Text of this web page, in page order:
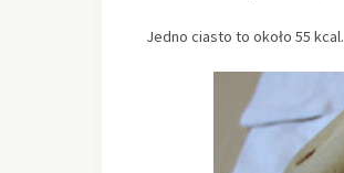
Jedno ciasto to około 55 kcal.